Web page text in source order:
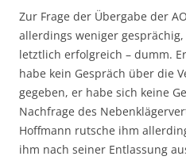
Zur Frage der Übergabe der
allerdings weniger
letztlich erfolgreich – dumm.
habe kein Gespräch über die
gegeben, er habe sich keine
Nachfrage des
Hoffmann rutsche ihm
ihm nach seiner Entlassung